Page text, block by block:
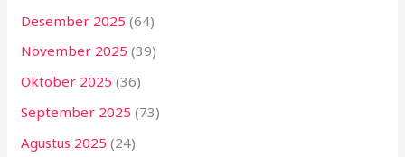
Desember 2025 (64)
November 2025 (39)
Oktober 2025 (36)
September 2025 (73)
Agustus 2025 (24)